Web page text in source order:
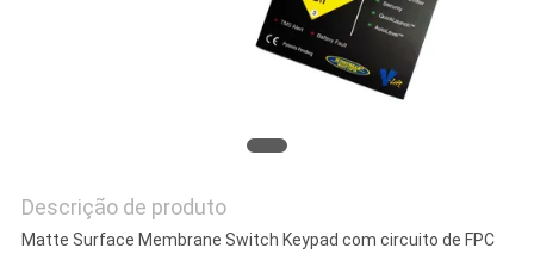
Descrição de produto
Matte Surface Membrane Switch Keypad com circuito de FPC